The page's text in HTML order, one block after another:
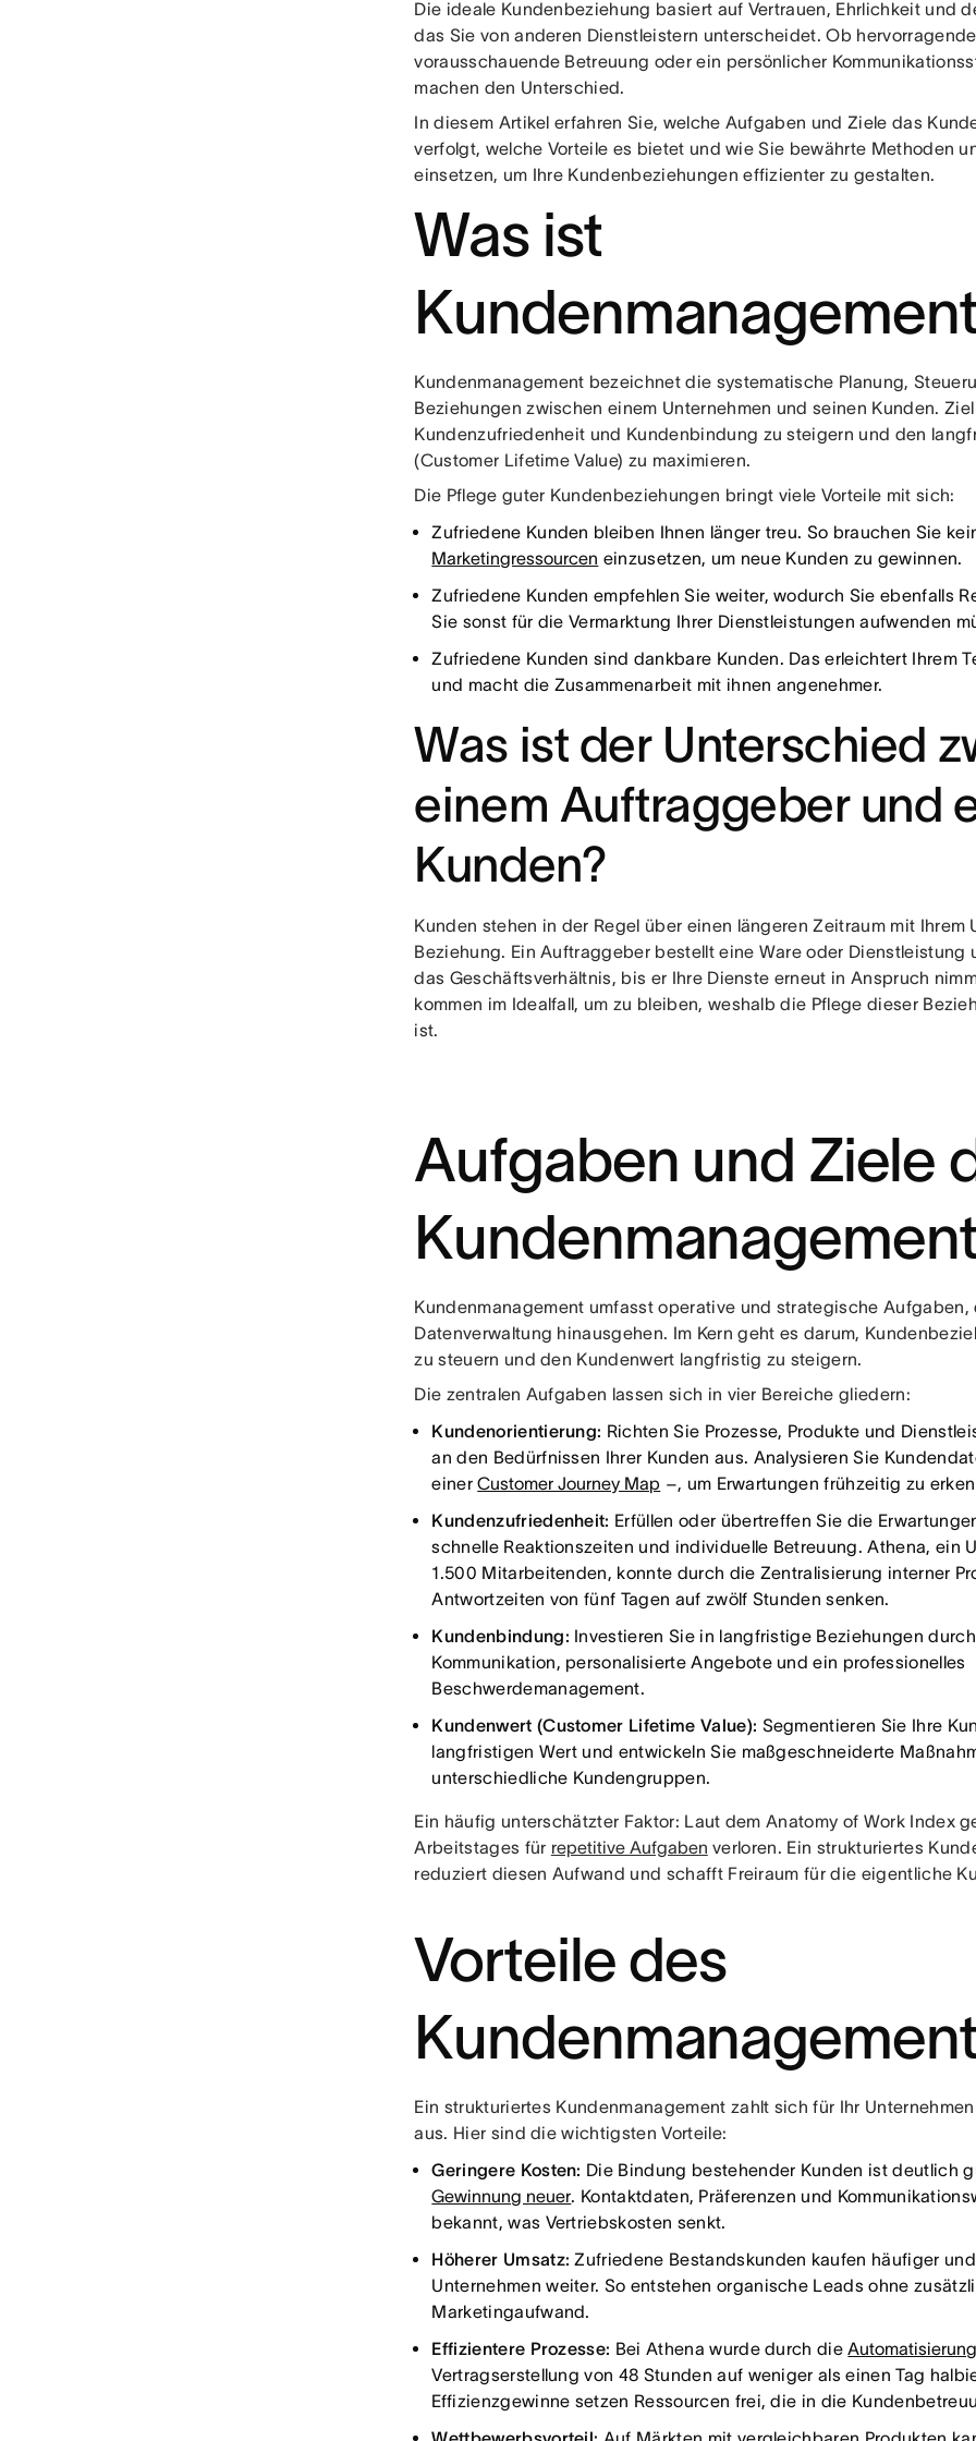
Die ideale Kundenbeziehung basiert auf Vertrauen, Ehrlichkeit und
das Sie von anderen Dienstleistern unterscheidet. Ob
vorausschauende Betreuung oder ein persönlicher
machen den Unterschied.
In diesem Artikel erfahren Sie, welche Aufgaben und Ziele das
verfolgt, welche Vorteile es bietet und wie Sie bewährte Methoden
einsetzen, um Ihre Kundenbeziehungen effizienter zu gestalten.
Was ist
Kundenmanagement bezeichnet die systematische Planung,
Beziehungen zwischen einem Unternehmen und seinen Kunden.
Kundenzufriedenheit und Kundenbindung zu steigern und den
(Customer Lifetime Value) zu maximieren.
Die Pflege guter Kundenbeziehungen bringt viele Vorteile mit sich:
Zufriedene Kunden bleiben Ihnen länger treu. So brauchen Sie
Marketingressourcen einzusetzen, um neue Kunden zu gewinnen.
Zufriedene Kunden empfehlen Sie weiter, wodurch Sie ebenfalls
Sie sonst für die Vermarktung Ihrer Dienstleistungen aufwenden
Zufriedene Kunden sind dankbare Kunden. Das erleichtert Ihrem
und macht die Zusammenarbeit mit ihnen angenehmer.
Was ist der Unterschied
einem Auftraggeber und
Kunden?
Kunden stehen in der Regel über einen längeren Zeitraum mit Ihrem
Beziehung. Ein Auftraggeber bestellt eine Ware oder Dienstleistung
das Geschäftsverhältnis, bis er Ihre Dienste erneut in Anspruch
kommen im Idealfall, um zu bleiben, weshalb die Pflege dieser
ist.
Aufgaben und Ziele
Kundenmanagement umfasst operative und strategische
Datenverwaltung hinausgehen. Im Kern geht es darum,
zu steuern und den Kundenwert langfristig zu steigern.
Die zentralen Aufgaben lassen sich in vier Bereiche gliedern:
Kundenorientierung: Richten Sie Prozesse, Produkte und
an den Bedürfnissen Ihrer Kunden aus. Analysieren Sie
einerCustomer Journey Map –, um Erwartungen frühzeitig zu
Kundenzufriedenheit: Erfüllen oder übertreffen Sie die
schnelle Reaktionszeiten und individuelle Betreuung. Athena, ein
1.500 Mitarbeitenden, konnte durch die Zentralisierung interner
Antwortzeiten von fünf Tagen auf zwölf Stunden senken.
Kundenbindung: Investieren Sie in langfristige Beziehungen
Kommunikation, personalisierte Angebote und ein professionelles
Beschwerdemanagement.
Kundenwert (Customer Lifetime Value): Segmentieren Sie Ihre
langfristigen Wert und entwickeln Sie maßgeschneiderte
unterschiedliche Kundengruppen.
Ein häufig unterschätzter Faktor: Laut dem Anatomy of Work Index
Arbeitstages für repetitive Aufgaben verloren. Ein strukturiertes
reduziert diesen Aufwand und schafft Freiraum für die eigentliche
Vorteile des
Ein strukturiertes Kundenmanagement zahlt sich für Ihr
aus. Hier sind die wichtigsten Vorteile:
Geringere Kosten: Die Bindung bestehender Kunden ist deutlich
Gewinnung neuer. Kontaktdaten, Präferenzen und
bekannt, was Vertriebskosten senkt.
Höherer Umsatz: Zufriedene Bestandskunden kaufen häufiger
Unternehmen weiter. So entstehen organische Leads ohne
Marketingaufwand.
Effizientere Prozesse: Bei Athena wurde durch die
Vertragserstellung von 48 Stunden auf weniger als einen Tag
Effizienzgewinne setzen Ressourcen frei, die in die